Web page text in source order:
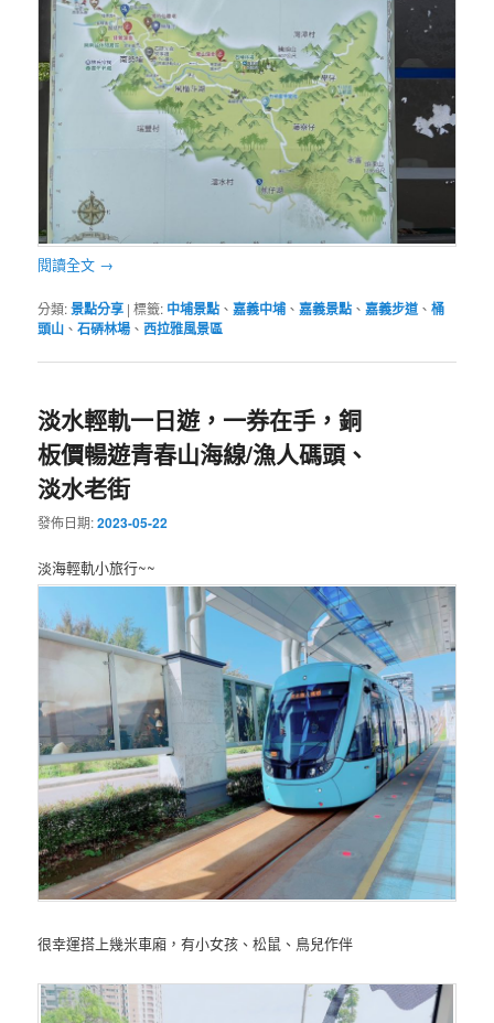
閱讀全文 →
分類:景點分享 |標籤: 中埔景點 、嘉義中埔 、嘉義景點 、嘉義步道 、桶
頭山 、石硦林場 、西拉雅風景區
淡水輕軌一日遊，一券在手，銅
板價暢遊青春山海線/漁人碼頭、
淡水老街
發佈日期:2023-05-22
淡海輕軌小旅行~~
很幸運搭上幾米車廂，有小女孩、松鼠、鳥兒作伴